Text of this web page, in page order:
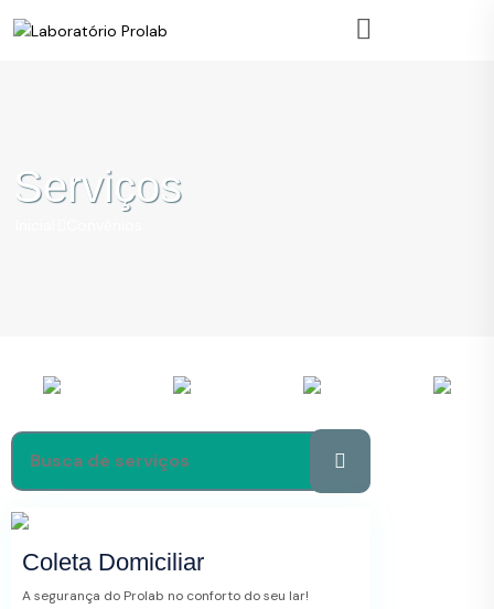
Serviços
Coleta Domiciliar
A segurança do Prolab no conforto do seu lar!